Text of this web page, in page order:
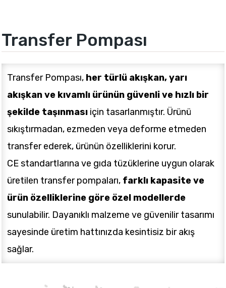
Transfer Pompası
Transfer Pompası, her türlü akışkan, yarı
akışkan ve kıvamlı ürünün güvenli ve hızlı bir
şekilde taşınması için tasarlanmıştır. Ürünü
sıkıştırmadan, ezmeden veya deforme etmeden
transfer ederek, ürünün özelliklerini korur.
CE standartlarına ve gıda tüzüklerine uygun olarak
üretilen transfer pompaları, farklı kapasite ve
ürün özelliklerine göre özel modellerde
sunulabilir. Dayanıklı malzeme ve güvenilir tasarımı
sayesinde üretim hattınızda kesintisiz bir akış
sağlar.